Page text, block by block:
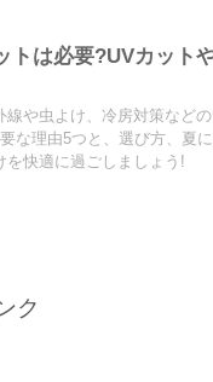
トは必要?UVカット
や虫よけ、冷房対策など
な理由5つと、選び方、夏
快適に過ごしましょう!
ク